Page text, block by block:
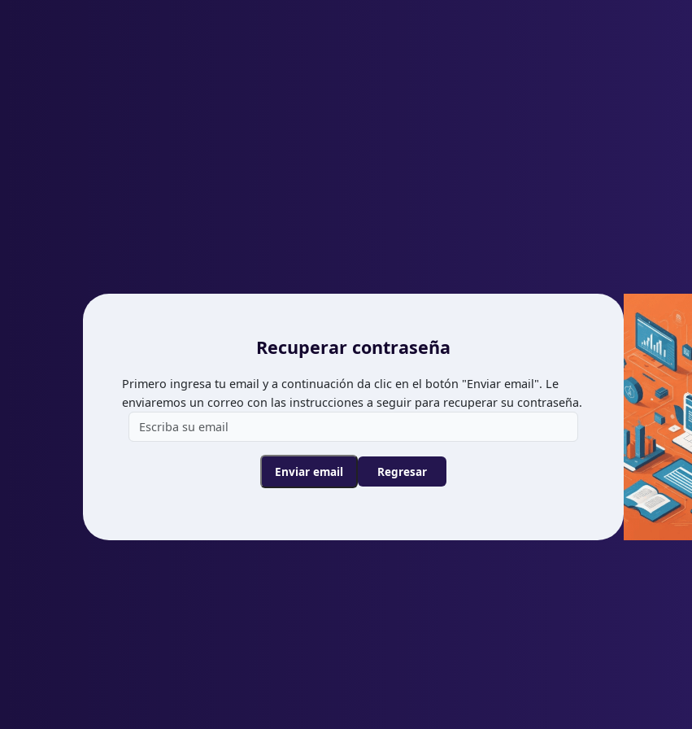
Recuperar contraseña
Primero ingresa tu email y a continuación da clic en el botón "Enviar email". Le
enviaremos un correo con las instrucciones a seguir para recuperar su contraseña.
Enviar email Regresar